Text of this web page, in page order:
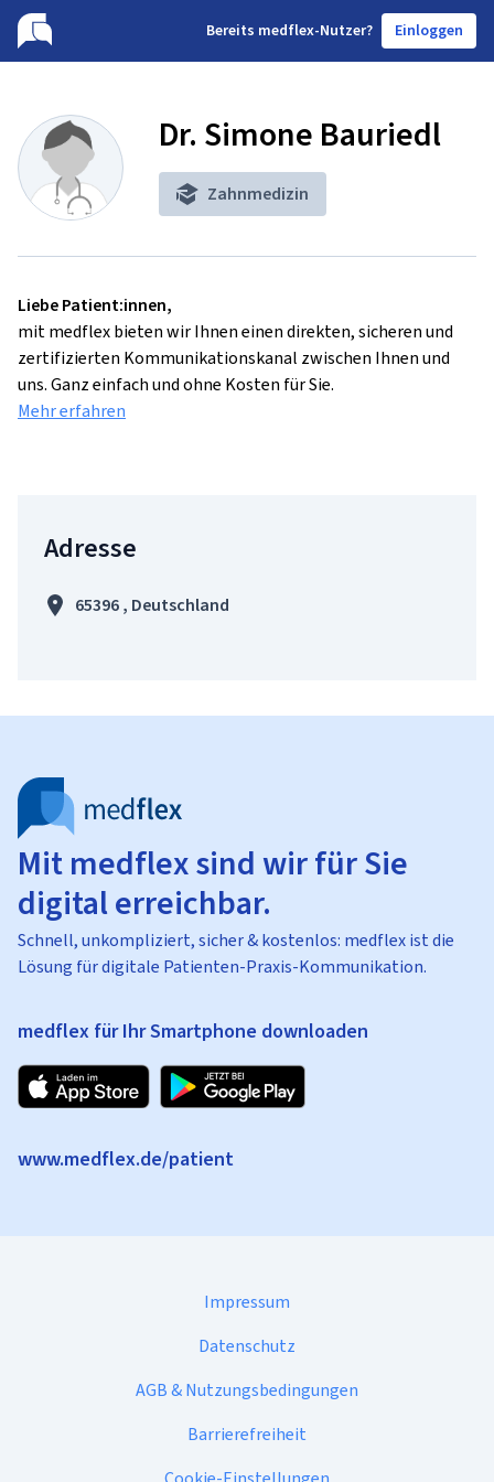
Bereits medflex-Nutzer? Einloggen
Dr. Simone Bauriedl
Zahnmedizin
Liebe Patient:innen,
mit medflex bieten wir Ihnen einen direkten, sicheren und
zertifizierten Kommunikationskanal zwischen Ihnen und
uns. Ganz einfach und ohne Kosten für Sie.
Mehr erfahren
Adresse
65396 , Deutschland
Mit medflex sind wir für Sie
digital erreichbar.
Schnell, unkompliziert, sicher & kostenlos: medflex ist die
Lösung für digitale Patienten-Praxis-Kommunikation.
medflex für Ihr Smartphone downloaden
www.medflex.de/patient
Impressum
Datenschutz
AGB & Nutzungsbedingungen
Barrierefreiheit